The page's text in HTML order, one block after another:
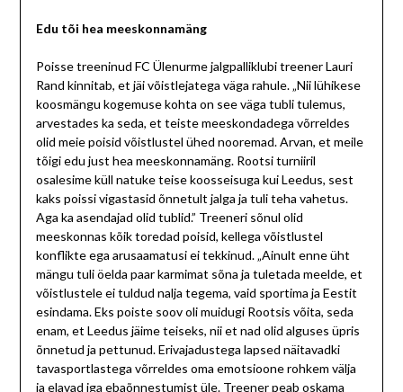
Edu tõi hea meeskonnamäng
Poisse treeninud FC Ülenurme jalgpalliklubi treener Lauri
Rand kinnitab, et jäi võistlejatega väga rahule. „Nii lühikese
koosmängu kogemuse kohta on see väga tubli tulemus,
arvestades ka seda, et teiste meeskondadega võrreldes
olid meie poisid võistlustel ühed nooremad. Arvan, et meile
tõigi edu just hea meeskonnamäng. Rootsi turniiril
osalesime küll natuke teise koosseisuga kui Leedus, sest
kaks poissi vigastasid õnnetult jalga ja tuli teha vahetus.
Aga ka asendajad olid tublid.” Treeneri sõnul olid
meeskonnas kõik toredad poisid, kellega võistlustel
konflikte ega arusaamatusi ei tekkinud. „Ainult enne üht
mängu tuli öelda paar karmimat sõna ja tuletada meelde, et
võistlustele ei tuldud nalja tegema, vaid sportima ja Eestit
esindama. Eks poiste soov oli muidugi Rootsis võita, seda
enam, et Leedus jäime teiseks, nii et nad olid alguses üpris
õnnetud ja pettunud. Erivajadustega lapsed näitavadki
tavasportlastega võrreldes oma emotsioone rohkem välja
ja elavad iga ebaõnnestumist üle. Treener peab oskama